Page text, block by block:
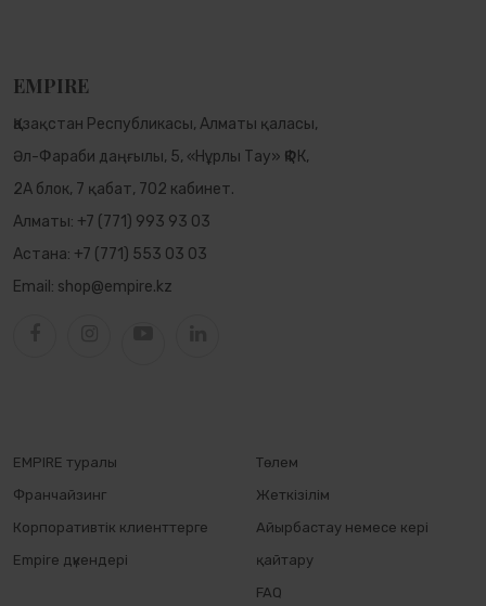
EMPIRE
Қазақстан Республикасы, Алматы қаласы,
Әл-Фараби даңғылы, 5, «Нұрлы Тау» ҚФК,
2А блок, 7 қабат, 702 кабинет.
Алматы: +7 (771) 993 93 03
Астана: +7 (771) 553 03 03
Email: shop@empire.kz
EMPIRE туралы
Франчайзинг
Корпоративтік клиенттерге
Empire дүкендері
Төлем
Жеткізілім
Айырбастау немесе кері
қайтару
FAQ